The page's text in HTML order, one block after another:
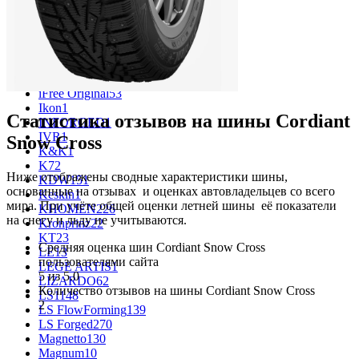
CROSS_STREET
30
Eurodisk 1
FF34
GR71
Grizzly3
1004
iFree Original53
Ikon1
INFORGED1
IVR1
K&K1
K72
KDW151
Keskin1
KHOMEN226
Kronprinz22
KT23
LE13
LEGE ARTIS1
LIZARDO62
LS1148
LS FlowForming139
LS Forged270
Magnetto130
Magnum10
Статистика отзывов на шины Cordiant
Snow Cross
Ниже отображены сводные характеристики шины,
основанные на отзывах и оценках автовладельцев со всего
мира. При учёте общей оценки летней шины её показатели
на снегу и льду не учитываются.
Средняя оценка шин Cordiant Snow Cross
пользователями сайта
5 из 5.0
Количество отзывов на шины Cordiant Snow Cross
2